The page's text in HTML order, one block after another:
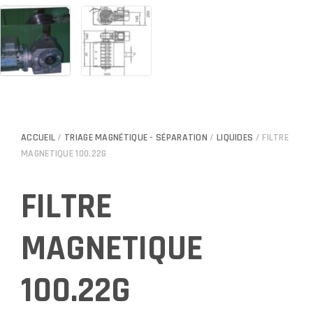
ACCUEIL / TRIAGE MAGNÉTIQUE - SÉPARATION / LIQUIDES / FILTRE
MAGNETIQUE 100.22G
FILTRE
MAGNETIQUE
100.22G